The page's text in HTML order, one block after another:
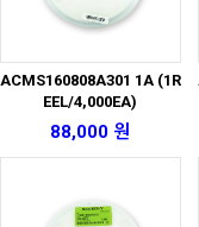
ACMS160808A301 1A (1R
EEL/4,000EA)
88,000 원